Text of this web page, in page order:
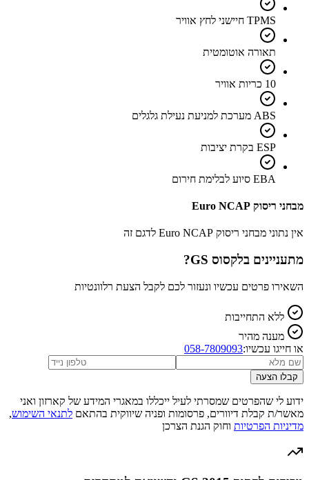
TPMS חיישני לחץ אוויר
תאורה אוטומטית
10 כריות אוויר
ABS מערכת למניעת נעילת גלגלים
ESP בקרת יציבות
EBA סיוע לבלימת חירום
מבחני ריסוק Euro NCAP
אין נתוני מבחני ריסוק Euro NCAP לדגם זה
מתעניינים בלקסוס GS ?
השאירו פרטים עכשיו ונעזור לכם לקבל הצעת רלוונטיות
ללא התחייבות
מענה מהיר
או חייגו עכשיו:058-7809093
קבלו הצעה
ידוע לי שהפרטים שמסרתי לעיל ייכללו במאגרי המידע של קארזון ואני
מאשר/ת קבלת דיוורים, פרסומות ופניה שיווקית בהתאם לתנאי השימוש,
מדיניות הפרטיות וחוק הגנת הצרכן